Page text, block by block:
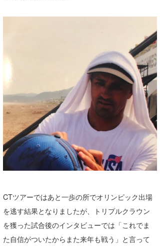
CTツアーではあと一歩の所でオリンピック出場
を逃す結果となりましたが、トリプルクラウン
を獲った試合後のインタビューでは「これでま
た自信がついたからまた来年も戦う」と言って
MIN
mitz
OYZ
S.K
Soulman
VAGY
waka☆=
YUKI☆